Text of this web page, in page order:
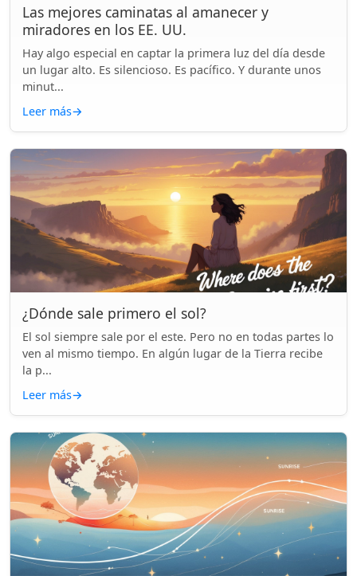
Las mejores caminatas al amanecer y
miradores en los EE. UU.
Hay algo especial en captar la primera luz del día desde
un lugar alto. Es silencioso. Es pacífico. Y durante unos
minut...
Leer más→
¿Dónde sale primero el sol?
El sol siempre sale por el este. Pero no en todas partes lo
ven al mismo tiempo. En algún lugar de la Tierra recibe
la p...
Leer más→